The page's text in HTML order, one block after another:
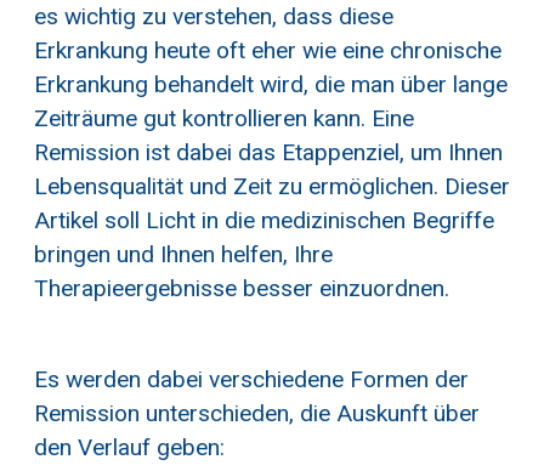
es wichtig zu verstehen, dass diese
Erkrankung heute oft eher wie eine chronische
Erkrankung behandelt wird, die man über lange
Zeiträume gut kontrollieren kann. Eine
Remission ist dabei das Etappenziel, um Ihnen
Lebensqualität und Zeit zu ermöglichen. Dieser
Artikel soll Licht in die medizinischen Begriffe
bringen und Ihnen helfen, Ihre
Therapieergebnisse besser einzuordnen.
Es werden dabei verschiedene Formen der
Remission unterschieden, die Auskunft über
den Verlauf geben: